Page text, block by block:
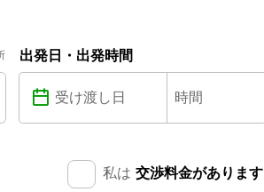
出発日・出発時間
私は 交渉料金があります